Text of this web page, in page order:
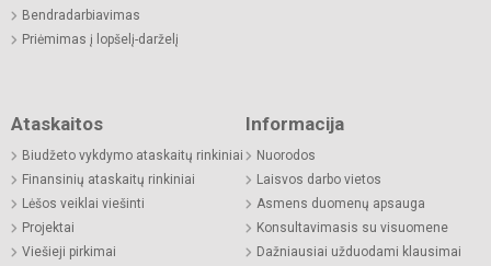
Bendradarbiavimas
Priėmimas į lopšelį-darželį
Ataskaitos
Biudžeto vykdymo ataskaitų rinkiniai
Finansinių ataskaitų rinkiniai
Lėšos veiklai viešinti
Projektai
Viešieji pirkimai
Informacija
Nuorodos
Laisvos darbo vietos
Asmens duomenų apsauga
Konsultavimasis su visuomene
Dažniausiai užduodami klausimai